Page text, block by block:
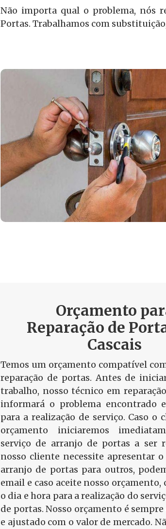
Não importa qual o problema, nós
Portas. Trabalhamos com
Orçamento
Reparação de
Cascais
Temos um orçamento compatível
reparação de portas. Antes de
trabalho, nosso técnico em
informará o problema encontrado
para a realização de serviço. Caso o
orçamento iniciaremos
serviço de arranjo de portas a ser
nosso cliente necessite apresentar
arranjo de portas para outros,
email e caso aceite nosso orçamento,
o dia e hora para a realização do
de portas. Nosso orçamento é
e ajustado com o valor de mercado.